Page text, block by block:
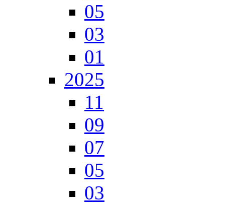
05
03
01
2025
11
09
07
05
03